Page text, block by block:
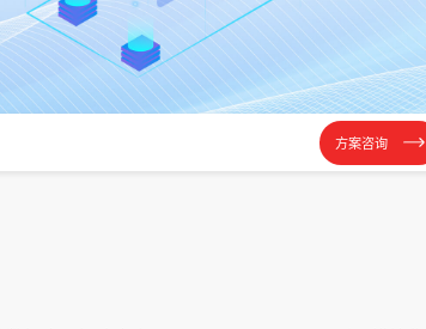
方案咨询